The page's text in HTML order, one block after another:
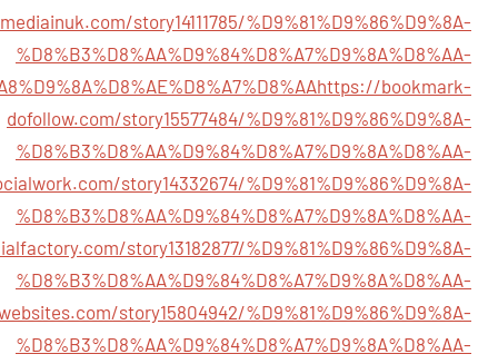
story14111785/%D9%81%D9%86%D9%8A-
%D8%B3%D8%AA%D9%84%D8%A7%D9%8A%D8%AA-
https://bookmark-
dofollow.com/story15577484/%D9%81%D9%86%D9%8A-
%D8%B3%D8%AA%D9%84%D8%A7%D9%8A%D8%AA-
story14332674/%D9%81%D9%86%D9%8A-
%D8%B3%D8%AA%D9%84%D8%A7%D9%8A%D8%AA-
story13182877/%D9%81%D9%86%D9%8A-
%D8%B3%D8%AA%D9%84%D8%A7%D9%8A%D8%AA-
story15804942/%D9%81%D9%86%D9%8A-
%D8%B3%D8%AA%D9%84%D8%A7%D9%8A%D8%AA-